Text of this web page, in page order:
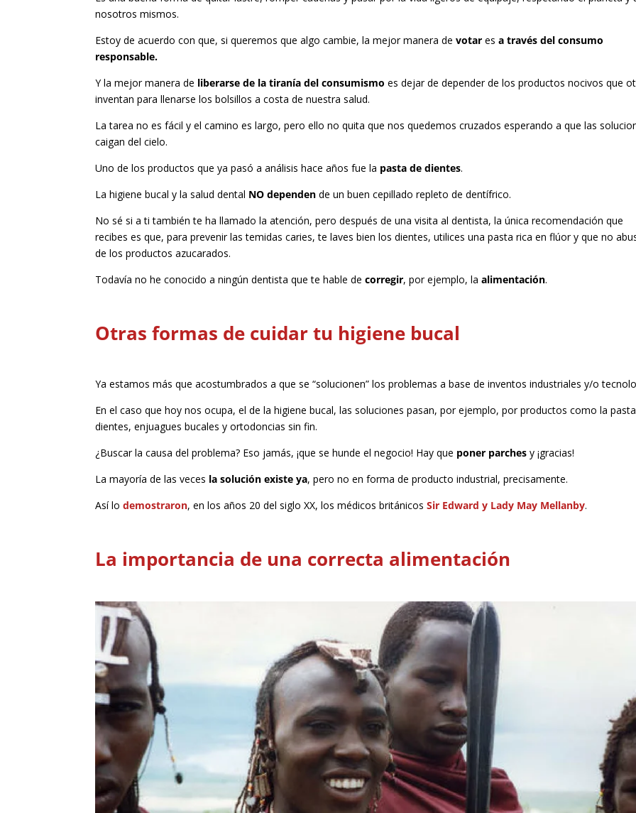
nosotros mismos.
Estoy de acuerdo con que, si queremos que algo cambie, la mejor manera devotares a través del consumo
responsable.
Y la mejor manera de liberarse de la tiranía del consumismo es dejar de depender de los productos nocivos que
inventan para llenarse los bolsillos a costa de nuestra salud.
La tarea no es fácil y el camino es largo, pero ello no quita que nos quedemos cruzados esperando a que las
caigan del cielo.
Uno de los productos que ya pasó a análisis hace años fue la pasta de dientes.
La higiene bucal y la salud dental NO dependen de un buen cepillado repleto de dentífrico.
No sé si a ti también te ha llamado la atención, pero después de una visita al dentista, la única recomendación que
recibes es que, para prevenir las temidas caries, te laves bien los dientes, utilices una pasta rica en flúor y que no
de los productos azucarados.
Todavía no he conocido a ningún dentista que te hable decorregir, por ejemplo, laalimentación.
Otras formas de cuidar tu higiene bucal
Ya estamos más que acostumbrados a que se “solucionen” los problemas a base de inventos industriales y/o
En el caso que hoy nos ocupa, el de la higiene bucal, las soluciones pasan, por ejemplo, por productos como la
dientes, enjuagues bucales y ortodoncias sin fin.
¿Buscar la causa del problema? Eso jamás, ¡que se hunde el negocio! Hay que poner parches y ¡gracias!
La mayoría de las veces la solución existe ya, pero no en forma de producto industrial, precisamente.
Así lodemostraron, en los años 20 del siglo XX, los médicos británicosSir Edward y Lady May Mellanby.
La importancia de una correcta alimentación